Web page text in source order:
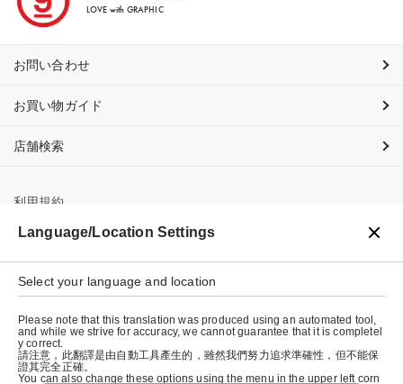
LOVE with GRAPHIC
お問い合わせ
お買い物ガイド
店舗検索
利用規約
プライバシーポリシー
特定商取引法に基づく表示
会社概要
Language/Location Settings
Select your language and location
Please note that this translation was produced using an automated tool,
and while we strive for accuracy, we cannot guarantee that it is completel
y correct.
請注意，此翻譯是由自動工具產生的，雖然我們努力追求準確性，但不能保
證其完全正確。
You can also change these options using the menu in the upper left corn